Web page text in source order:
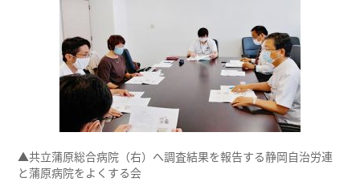
▲共立蒲原総合病院（右）へ調査結果を報告する静岡自治労連
と蒲原病院をよくする会